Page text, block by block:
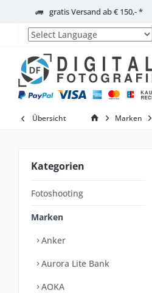
gratis Versand ab € 150,- *
Powered by
Übersicht Marken
Kategorien
Fotoshooting
Marken
Anker
Aurora Lite Bank
AOKA